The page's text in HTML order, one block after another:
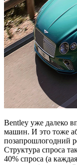
Bentley уже далеко
машин. И это тоже
позапрошлогодний
Структура спроса
40% спроса (а